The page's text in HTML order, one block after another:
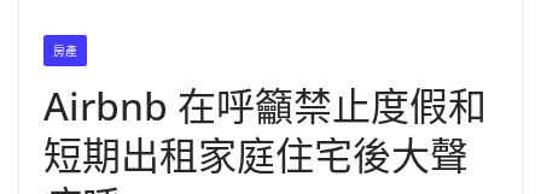
房產
Airbnb 在呼籲禁止度假和
短期出租家庭住宅後大聲